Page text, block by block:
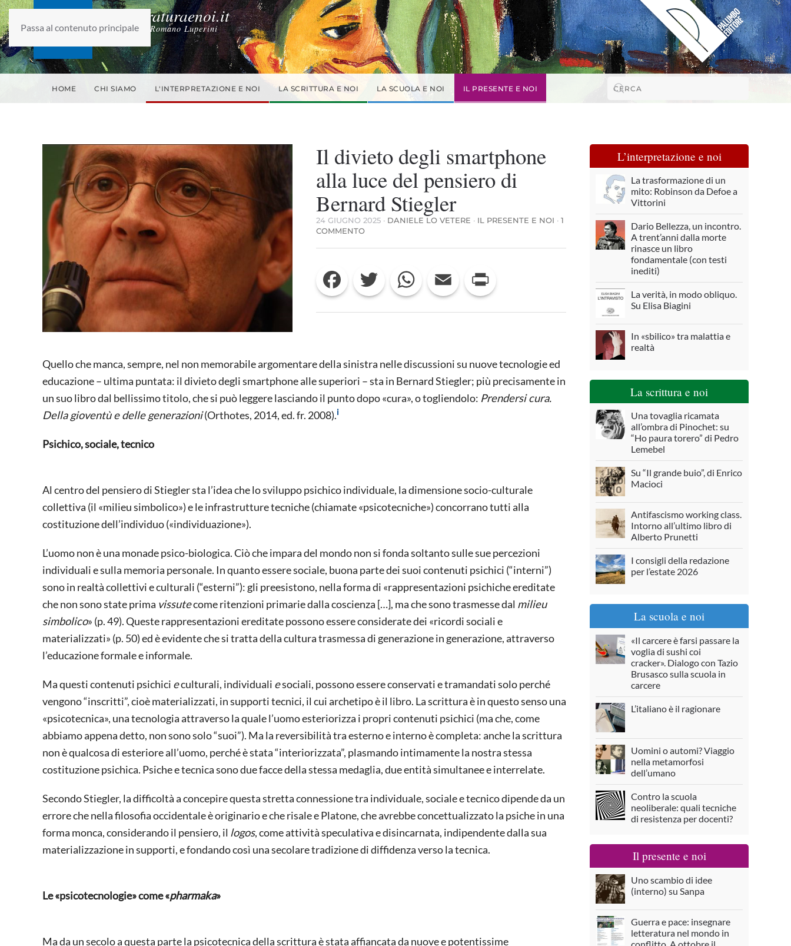
Passa al contenuto principale
laletteraturaenoi.it
fondato da Romano Luperini
HOME CHI SIAMO L'INTERPRETAZIONE E NOI LA SCRITTURA E NOI LA SCUOLA E NOI IL PRESENTE E NOI
Il divieto degli smartphone
alla luce del pensiero di
Bernard Stiegler
24 GIUGNO 2025 · DANIELE LO VETERE · IL PRESENTE E NOI · 1
COMMENTOSU
DIVIETO
SMARTPHONE
ALLA
LUCE
PENSIERO
Facebook Twitter WhatsApp Email
Quello che manca, sempre, nel non memorabile argomentare della sinistra nelle discussioni su nuove tecnologie ed
educazione – ultima puntata: il divieto degli smartphone alle superiori – sta in Bernard Stiegler; più precisamente in
un suo libro dal bellissimo titolo, che si può leggere lasciando il punto dopo «cura», o togliendolo: Prendersi cura.
Della gioventù e delle generazioni(Orthotes, 2014, ed. fr. 2008).i
Psichico, sociale, tecnico
Al centro del pensiero di Stiegler sta l’idea che lo sviluppo psichico individuale, la dimensione socio-culturale
collettiva (il «milieu simbolico») e le infrastrutture tecniche (chiamate «psicotecniche») concorrano tutti alla
costituzione dell’individuo («individuazione»).
L’uomo non è una monade psico-biologica. Ciò che impara del mondo non si fonda soltanto sulle sue percezioni
individuali e sulla memoria personale. In quanto essere sociale, buona parte dei suoi contenuti psichici (“interni”)
sono in realtà collettivi e culturali (“esterni”): gli preesistono, nella forma di «rappresentazioni psichiche ereditate
che non sono state prima vissutecome ritenzioni primarie dalla coscienza […], ma che sono trasmesse dal milieu
simbolico» (p. 49). Queste rappresentazioni ereditate possono essere considerate dei «ricordi sociali e
materializzati» (p. 50) ed è evidente che si tratta della cultura trasmessa di generazione in generazione, attraverso
l’educazione formale e informale.
Ma questi contenuti psichici eculturali, individuali esociali, possono essere conservati e tramandati solo perché
vengono “inscritti”, cioè materializzati, in supporti tecnici, il cui archetipo è il libro. La scrittura è in questo senso una
«psicotecnica», una tecnologia attraverso la quale l’uomo esteriorizza i propri contenuti psichici (ma che, come
abbiamo appena detto, non sono solo “suoi”). Ma la reversibilità tra esterno e interno è completa: anche la scrittura
non è qualcosa di esteriore all’uomo, perché è stata “interiorizzata”, plasmando intimamente la nostra stessa
costituzione psichica. Psiche e tecnica sono due facce della stessa medaglia, due entità simultanee e interrelate.
Secondo Stiegler, la difficoltà a concepire questa stretta connessione tra individuale, sociale e tecnico dipende da un
errore che nella filosofia occidentale è originario e che risale e Platone, che avrebbe concettualizzato la psiche in una
forma monca, considerando il pensiero, il logos, come attività speculativa e disincarnata, indipendente dalla sua
materializzazione in supporti, e fondando così una secolare tradizione di diffidenza verso la tecnica.
Le«psicotecnologie» come «pharmaka»
Ma da un secolo a questa parte la psicotecnica della scrittura è stata affiancata da nuove e potentissime
L’interpretazione e noi
La trasformazione di un
mito: Robinson da Defoe a
Vittorini
Dario Bellezza, un incontro.
A trent’anni dalla morte
rinasce un libro
fondamentale (con testi
inediti)
La verità, in modo obliquo.
Su Elisa Biagini
In «sbilico» tra malattia e
realtà
La scrittura e noi
Una tovaglia ricamata
all’ombra di Pinochet: su
“Ho paura torero” di Pedro
Lemebel
Su “Il grande buio”, di Enrico
Macioci
Antifascismo working class.
Intorno all’ultimo libro di
Alberto Prunetti
I consigli della redazione
per l’estate 2026
La scuola e noi
«Il carcere è farsi passare la
voglia di sushi coi
cracker». Dialogo con Tazio
Brusasco sulla scuola in
carcere
L’italiano è il ragionare
Uomini o automi? Viaggio
nella metamorfosi
dell’umano
Contro la scuola
neoliberale: quali tecniche
di resistenza per docenti?
Il presente e noi
Uno scambio di idee
(interno) su Sanpa
Guerra e pace: insegnare
letteratura nel mondo in